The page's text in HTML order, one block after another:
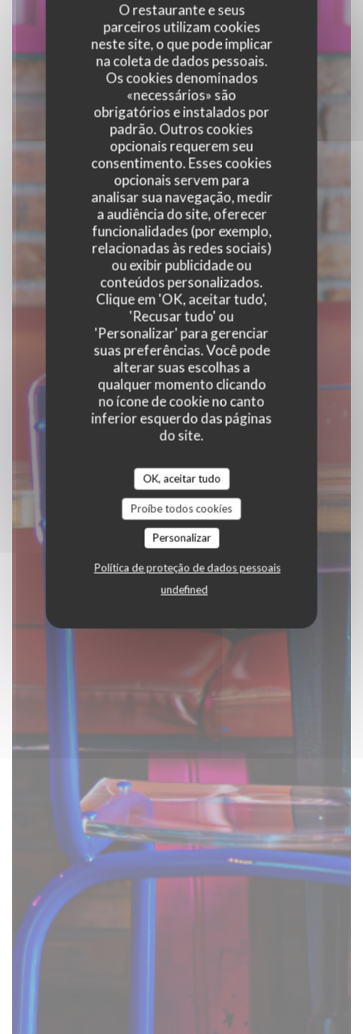
O restaurante e seus
parceiros utilizam cookies
neste site, o que pode implicar
na coleta de dados pessoais.
Os cookies denominados
«necessários» são
obrigatórios e instalados por
padrão. Outros cookies
opcionais requerem seu
consentimento. Esses cookies
opcionais servem para
analisar sua navegação, medir
a audiência do site, oferecer
funcionalidades (por exemplo,
relacionadas às redes sociais)
ou exibir publicidade ou
conteúdos personalizados.
Clique em 'OK, aceitar tudo',
'Recusar tudo' ou
'Personalizar' para gerenciar
suas preferências. Você pode
alterar suas escolhas a
qualquer momento clicando
no ícone de cookie no canto
inferior esquerdo das páginas
do site.
OK, aceitar tudo
Proíbe todos cookies
Personalizar
Política de proteção de dados pessoais
undefined
Mex'iik
|PARIS
RESERVAR UMA MESA